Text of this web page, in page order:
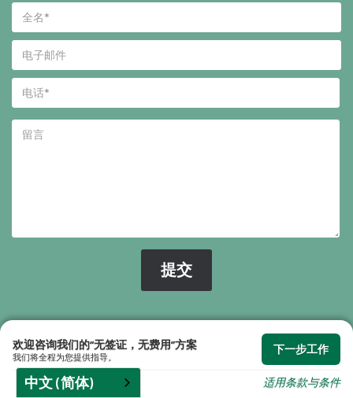
欢迎咨询我们的“无签证，无费用”方案
我们将全程为您提供指导。
下一步工作
适用条款与条件
中文 (简体)